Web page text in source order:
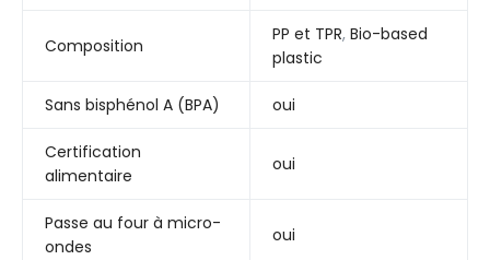
Composition
PP et TPR, Bio-based
plastic
Sans bisphénol A (BPA) oui
Certification
alimentaire
oui
Passe au four à micro-
ondes
oui